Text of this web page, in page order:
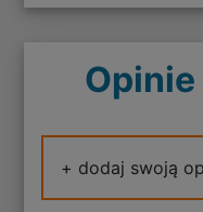
+ dodaj swoją